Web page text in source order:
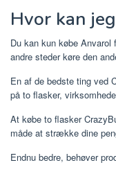
Hvor kan
Du kan kun købe
andre steder køre den
En af de bedste ting ved
på to flasker,
At købe to flasker
måde at strække dine
Endnu bedre, behøver